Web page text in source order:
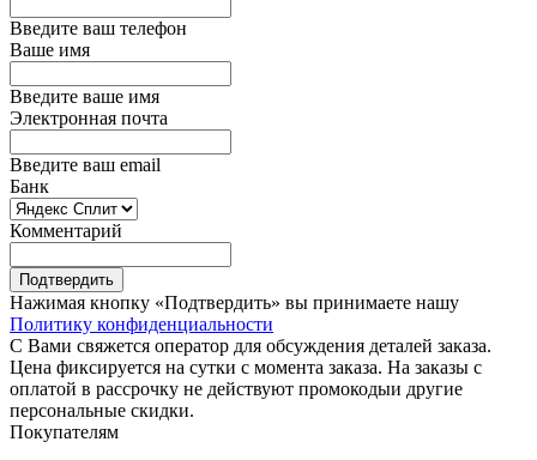
Введите ваш телефон
Ваше имя
Введите ваше имя
Электронная почта
Введите ваш email
Банк
Комментарий
Подтвердить
Нажимая кнопку «Подтвердить» вы принимаете нашу
Политику конфиденциальности
С Вами свяжется оператор для обсуждения деталей заказа.
Цена фиксируется на сутки с момента заказа. На заказы с
оплатой в рассрочку не действуют промокодыи другие
персональные скидки.
Покупателям